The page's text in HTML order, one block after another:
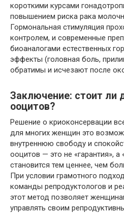
короткими курсами
повышением риска рака
Гормональная стимуляция
контролем, и современные
биоаналогами естественных
эффекты (головная боль,
обратимы и исчезают после
Заключение: стоит ли
ооцитов?
Решение о криоконсервации
для многих женщин это
внутреннюю свободу и
ооцитов — это не «гарантия», а
становится тем ценнее, чем
При условии грамотного
команды репродуктологов и
этот метод позволяет
управлять своим